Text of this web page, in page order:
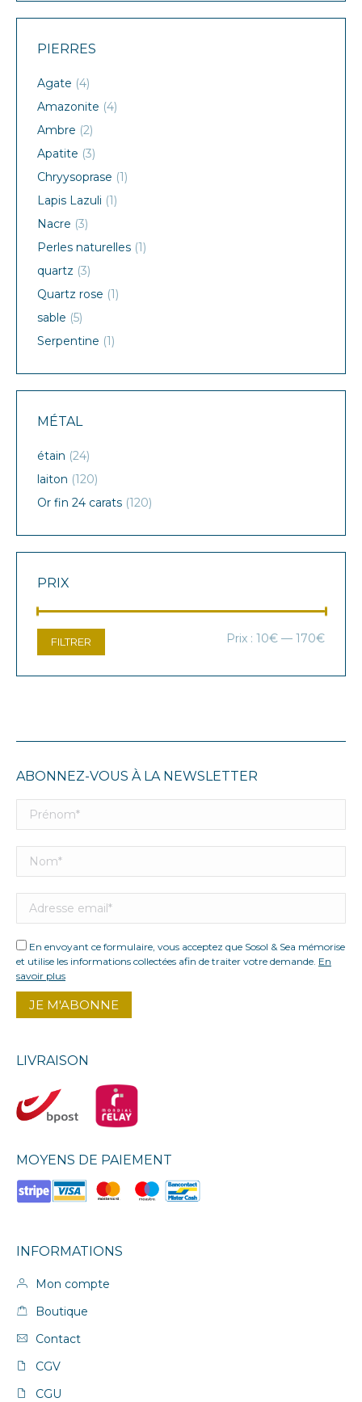
PIERRES
Agate (4)
Amazonite (4)
Ambre (2)
Apatite (3)
Chryysoprase (1)
Lapis Lazuli (1)
Nacre (3)
Perles naturelles (1)
quartz (3)
Quartz rose (1)
sable (5)
Serpentine (1)
MÉTAL
étain (24)
laiton (120)
Or fin 24 carats (120)
PRIX
Prix
Prix
FILTRER Prix : 10€ — 170€
ABONNEZ-VOUS À LA NEWSLETTER
En envoyant ce formulaire, vous acceptez que Sosol & Sea mémorise
et utilise les informations collectées afin de traiter votre demande. En
savoir plus
LIVRAISON
MOYENS DE PAIEMENT
INFORMATIONS
Mon compte
Boutique
Contact
CGV
CGU